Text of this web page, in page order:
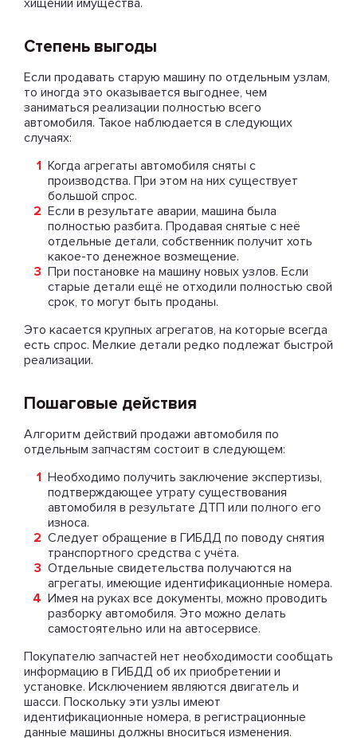
хищении имущества.
Степень выгоды
Если продавать старую машину по отдельным узлам,
то иногда это оказывается выгоднее, чем
заниматься реализации полностью всего
автомобиля. Такое наблюдается в следующих
случаях:
Когда агрегаты автомобиля сняты с
производства. При этом на них существует
большой спрос.
Если в результате аварии, машина была
полностью разбита. Продавая снятые с неё
отдельные детали, собственник получит хоть
какое-то денежное возмещение.
При постановке на машину новых узлов. Если
старые детали ещё не отходили полностью свой
срок, то могут быть проданы.
Это касается крупных агрегатов, на которые всегда
есть спрос. Мелкие детали редко подлежат быстрой
реализации.
Пошаговые действия
Алгоритм действий продажи автомобиля по
отдельным запчастям состоит в следующем:
Необходимо получить заключение экспертизы,
подтверждающее утрату существования
автомобиля в результате ДТП или полного его
износа.
Следует обращение в ГИБДД по поводу снятия
транспортного средства с учёта.
Отдельные свидетельства получаются на
агрегаты, имеющие идентификационные номера.
Имея на руках все документы, можно проводить
разборку автомобиля. Это можно делать
самостоятельно или на автосервисе.
Покупателю запчастей нет необходимости сообщать
информацию в ГИБДД об их приобретении и
установке. Исключением являются двигатель и
шасси. Поскольку эти узлы имеют
идентификационные номера, в регистрационные
данные машины должны вноситься изменения.